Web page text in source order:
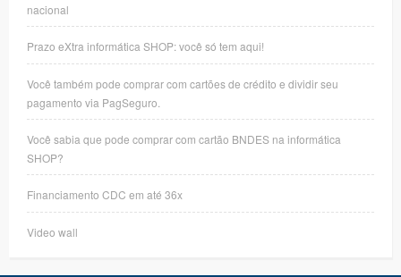
nacional
Prazo eXtra informática SHOP: você só tem aqui!
Você também pode comprar com cartões de crédito e dividir seu
pagamento via PagSeguro.
Você sabia que pode comprar com cartão BNDES na informática
SHOP?
Financiamento CDC em até 36x
Video wall